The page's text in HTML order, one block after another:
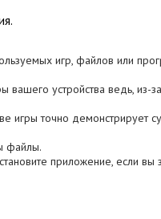
игр, файлов или
устройства ведь, из-за
игры точно демонстрирует
файлы.
приложение, если вы